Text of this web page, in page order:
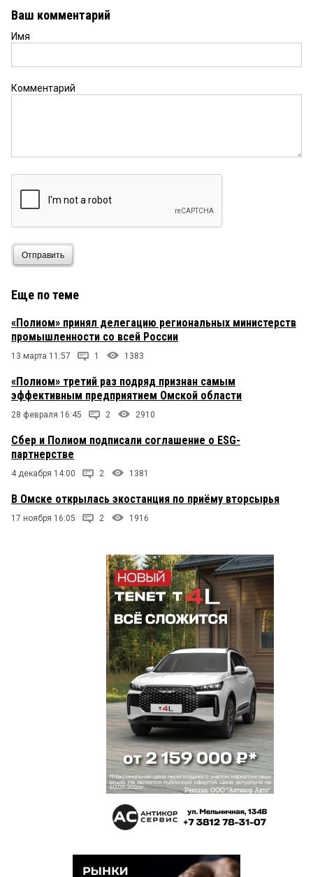
Ваш комментарий
Имя
Комментарий
Отправить
Еще по теме
«Полиом» принял делегацию региональных министерств
промышленности со всей России
13 марта 11:57 1 1383
«Полиом» третий раз подряд признан самым
эффективным предприятием Омской области
28 февраля 16:45 2 2910
Сбер и Полиом подписали соглашение о ESG-
партнерстве
4 декабря 14:00 2 1381
В Омске открылась экостанция по приёму вторсырья
17 ноября 16:05 2 1916